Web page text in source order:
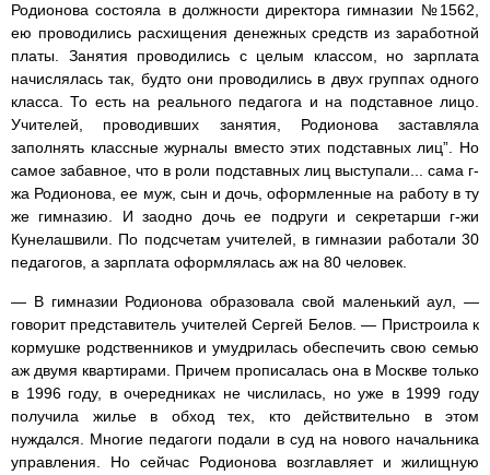
Родионова состояла в должности директора гимназии №1562,
ею проводились расхищения денежных средств из заработной
платы. Занятия проводились с целым классом, но зарплата
начислялась так, будто они проводились в двух группах одного
класса. То есть на реального педагога и на подставное лицо.
Учителей, проводивших занятия, Родионова заставляла
заполнять классные журналы вместо этих подставных лиц”. Но
самое забавное, что в роли подставных лиц выступали... сама г-
жа Родионова, ее муж, сын и дочь, оформленные на работу в ту
же гимназию. И заодно дочь ее подруги и секретарши г-жи
Кунелашвили. По подсчетам учителей, в гимназии работали 30
педагогов, а зарплата оформлялась аж на 80 человек.
— В гимназии Родионова образовала свой маленький аул, —
говорит представитель учителей Сергей Белов. — Пристроила к
кормушке родственников и умудрилась обеспечить свою семью
аж двумя квартирами. Причем прописалась она в Москве только
в 1996 году, в очередниках не числилась, но уже в 1999 году
получила жилье в обход тех, кто действительно в этом
нуждался. Многие педагоги подали в суд на нового начальника
управления. Но сейчас Родионова возглавляет и жилищную